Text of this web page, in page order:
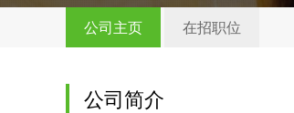
公司主页 在招职位
公司简介